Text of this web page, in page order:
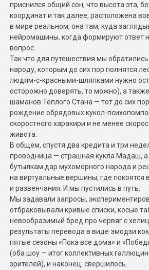
приснился общий сон, что высота эта,
координат и так далее, расположена
в мире реальном, она там, куда
нейромашины, когда формируют ответ
вопрос.
Так что для путешествия мы
народу, которым до сих пор полнятся
людям-с-красными-шляпками нужно
осторожно доверять, то можно), а
шаманов Тёплого Стана — тот до сих
рождение обрядовых кукол-
скоростного харакири и не менее
живота.
В общем, спустя два кредита и три
проводница — страшная кукла Мадаш,
бутылкам дар мухоморного народа и
на виртуальные вершины, где покоятся
и развенчания. И мы пустились в путь.
Мы задавали запросы,
отбраковывали кривые списки, косые
невообразимый бред про червяг с
результаты перевода в виде эмодзи
пятые сезоны «Пока все дома» и
(оба шоу — итог коллективных
зрителей), и наконец: свершилось.